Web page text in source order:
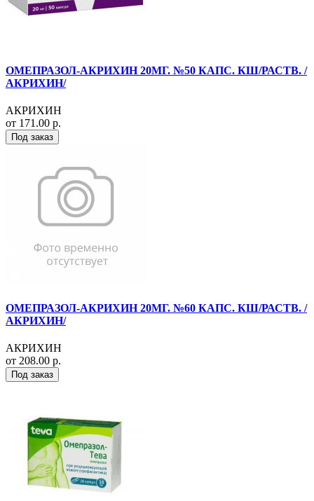
ОМЕПРАЗОЛ-АКРИХИН 20МГ. №50 КАПС. КШ/РАСТВ. /
АКРИХИН/
АКРИХИН
от 171.00 р.
Под заказ
ОМЕПРАЗОЛ-АКРИХИН 20МГ. №60 КАПС. КШ/РАСТВ. /
АКРИХИН/
АКРИХИН
от 208.00 р.
Под заказ